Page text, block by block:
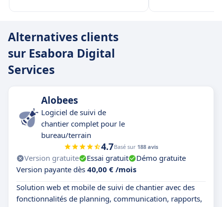
Alternatives clients
sur Esabora Digital
Services
Alobees
Logiciel de suivi de
chantier complet pour le
bureau/terrain
4.7Basé sur 188 avis
Version gratuite Essai gratuit
Démo gratuite
Version payante dès 40,00 € /mois
Solution web et mobile de suivi de chantier avec des
fonctionnalités de planning, communication, rapports,